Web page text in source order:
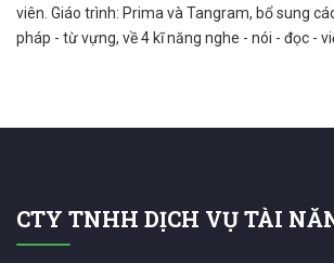
viên. Giáo trình: Prima và Tangram, bổ sung
pháp - từ vựng, về 4 kĩ năng nghe - nói - đọc -
CTY TNHH DỊCH VỤ TÀI